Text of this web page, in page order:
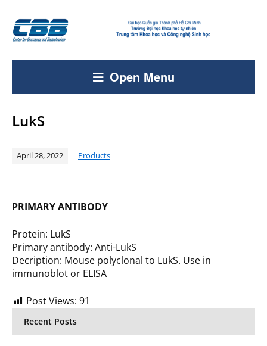
Open Menu
LukS
April 28, 2022 Products
PRIMARY ANTIBODY
Protein: LukS
Primary antibody: Anti-LukS
Decription: Mouse polyclonal to LukS. Use in
immunoblot or ELISA
Post Views: 91
Recent Posts